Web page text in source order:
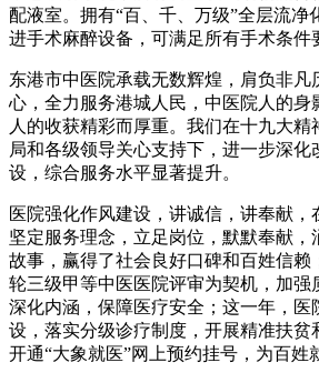
配液室。拥有“百、千、万级”全层流净
进手术麻醉设备，可满足所有手术条件
东港市中医院承载无数辉煌，肩负非凡
心，全力服务港城人民，中医院人的身
人的收获精彩而厚重。我们在十九大
局和各级领导关心支持下，进一步深化
设，综合服务水平显著提升。
医院强化作风建设，讲诚信，讲奉献，
坚定服务理念，立足岗位，默默奉献，
故事，赢得了社会良好口碑和百姓信赖
轮三级甲等中医医院评审为契机，加强
深化内涵，保障医疗安全；这一年，医
设，落实分级诊疗制度，开展精准扶贫
开通“大象就医”网上预约挂号，为百姓